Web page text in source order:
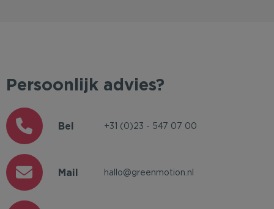
Persoonlijk advies?
Bel +31 (0)23 - 547 07 00
Mail hallo@greenmotion.nl